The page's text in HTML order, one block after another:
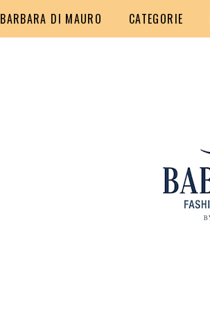
BARBARA DI MAURO CATEGORIE